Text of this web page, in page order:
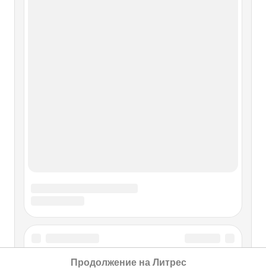
ЧАСТЬ 9. “НЕ УХОДИ ВО ГНЕВЕ” Глава 1 «В которой
профессора, заслуженные деятели рок-н-ролльных наук,
предлагают вашему вниманию диссертацию,
разработанную во время одного из многочисленных
Продолжение на Литрес